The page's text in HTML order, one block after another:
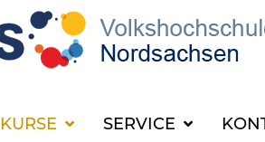
KURSE SERVICE